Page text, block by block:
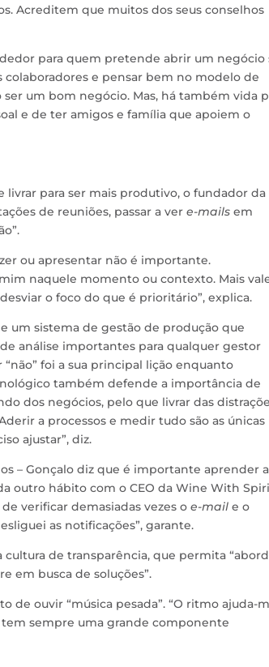
Acreditem que muitos dos seus conselhos
para quem pretende abrir um negócio
e pensar bem no modelo de
um bom negócio. Mas, há também vida
e de ter amigos e família que apoiem o
para ser mais produtivo, o fundador da
de reuniões, passar a ver e-mails em
ou apresentar não é importante.
naquele momento ou contexto. Mais
o foco do que é prioritário”, explica.
um sistema de gestão de produção que
análise importantes para qualquer gestor
foi a sua principal lição enquanto
também defende a importância de
dos negócios, pelo que livrar das
a processos e medir tudo são as únicas
ajustar”, diz.
– Gonçalo diz que é importante aprender a
outro hábito com o CEO da Wine With
verificar demasiadas vezes o e-mail e o
as notificações”, garante.
de transparência, que permita
em busca de soluções”.
de ouvir “música pesada”. “O ritmo ajuda-
tem sempre uma grande componente